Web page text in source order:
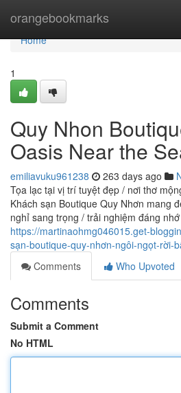
orangebookmarks
Home
Home
1
Quy Nhon
Oasis Near the
emiliavuku961238 263 days ago
Tọa lạc tại vị trí tuyệt đẹp / nơi thơ
Khách sạn Boutique Quy Nhơn mang
nghỉ sang trọng / trải nghiệm đáng
https://martinaohmg046015.get-
sạn-boutique-quy-nhơn-ngôi-ngọt-rời-
Comments
Who Upvoted
Comments
Submit a Comment
No HTML